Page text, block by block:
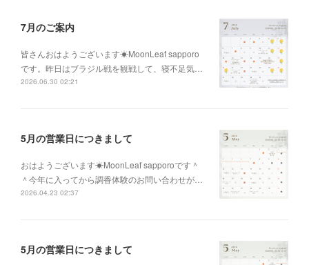
7月のご案内
皆さんおはようございます☀MoonLeaf sapporo
です。昨日はブラジル戦を観戦して、寝不足気…
2026.06.30 02:21
5月の営業日につきまして
おはようございます☀MoonLeaf sapporoです＾
＾今年に入ってから調香体験のお問い合わせが…
2026.04.23 02:37
5月の営業日につきまして